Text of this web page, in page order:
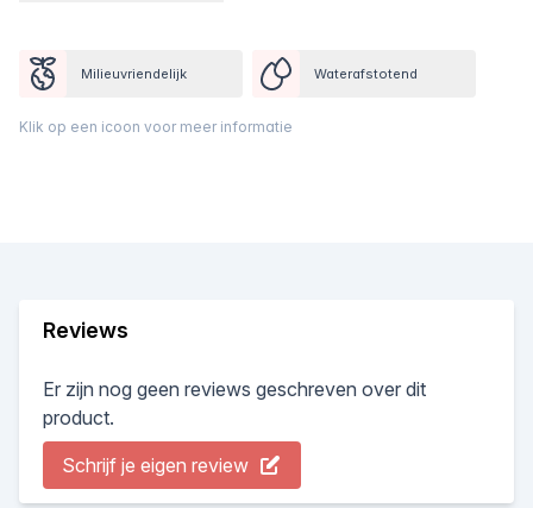
Milieuvriendelijk Waterafstotend
Klik op een icoon voor meer informatie
Reviews
Er zijn nog geen reviews geschreven over dit
product.
Schrijf je eigen review